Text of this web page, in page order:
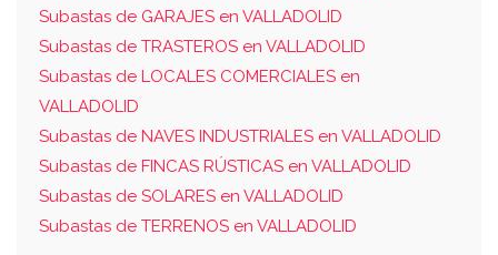
Subastas de GARAJES en VALLADOLID
Subastas de TRASTEROS en VALLADOLID
Subastas de LOCALES COMERCIALES en
VALLADOLID
Subastas de NAVES INDUSTRIALES en VALLADOLID
Subastas de FINCAS RÚSTICAS en VALLADOLID
Subastas de SOLARES en VALLADOLID
Subastas de TERRENOS en VALLADOLID